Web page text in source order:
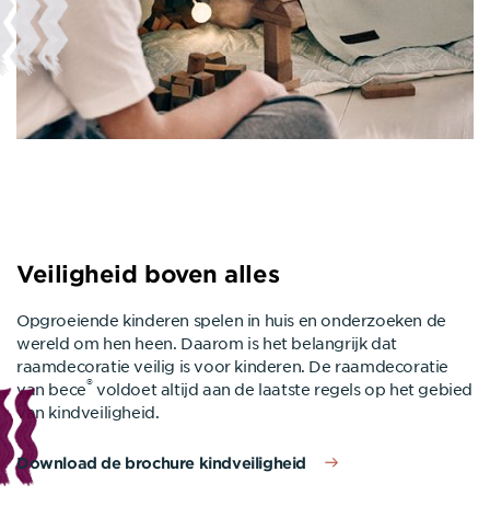
Veiligheid boven alles
Opgroeiende kinderen spelen in huis en onderzoeken de
wereld om hen heen. Daarom is het belangrijk dat
raamdecoratie veilig is voor kinderen. De raamdecoratie
van bece®voldoet altijd aan de laatste regels op het gebied
van kindveiligheid.
Download de brochure kindveiligheid